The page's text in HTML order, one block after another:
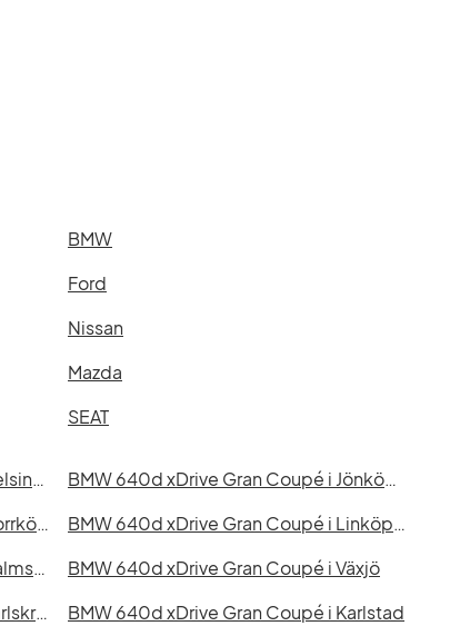
BMW
Ford
Nissan
Mazda
SEAT
BMW 640d xDrive Gran Coupé i Helsingborg
BMW 640d xDrive Gran Coupé i Jönköping
BMW 640d xDrive Gran Coupé i Norrköping
BMW 640d xDrive Gran Coupé i Linköping
BMW 640d xDrive Gran Coupé i Halmstad
BMW 640d xDrive Gran Coupé i Växjö
BMW 640d xDrive Gran Coupé i Karlskrona
BMW 640d xDrive Gran Coupé i Karlstad